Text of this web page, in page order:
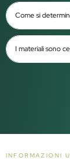
Come si
I materiali sono
INFORMAZIONI